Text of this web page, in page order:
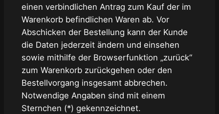
einen verbindlichen Antrag zum Kauf der im
Warenkorb befindlichen Waren ab. Vor
Abschicken der Bestellung kann der Kunde
die Daten jederzeit ändern und einsehen
sowie mithilfe der Browserfunktion „zurück“
zum Warenkorb zurückgehen oder den
Bestellvorgang insgesamt abbrechen.
Notwendige Angaben sind mit einem
Sternchen (*) gekennzeichnet.